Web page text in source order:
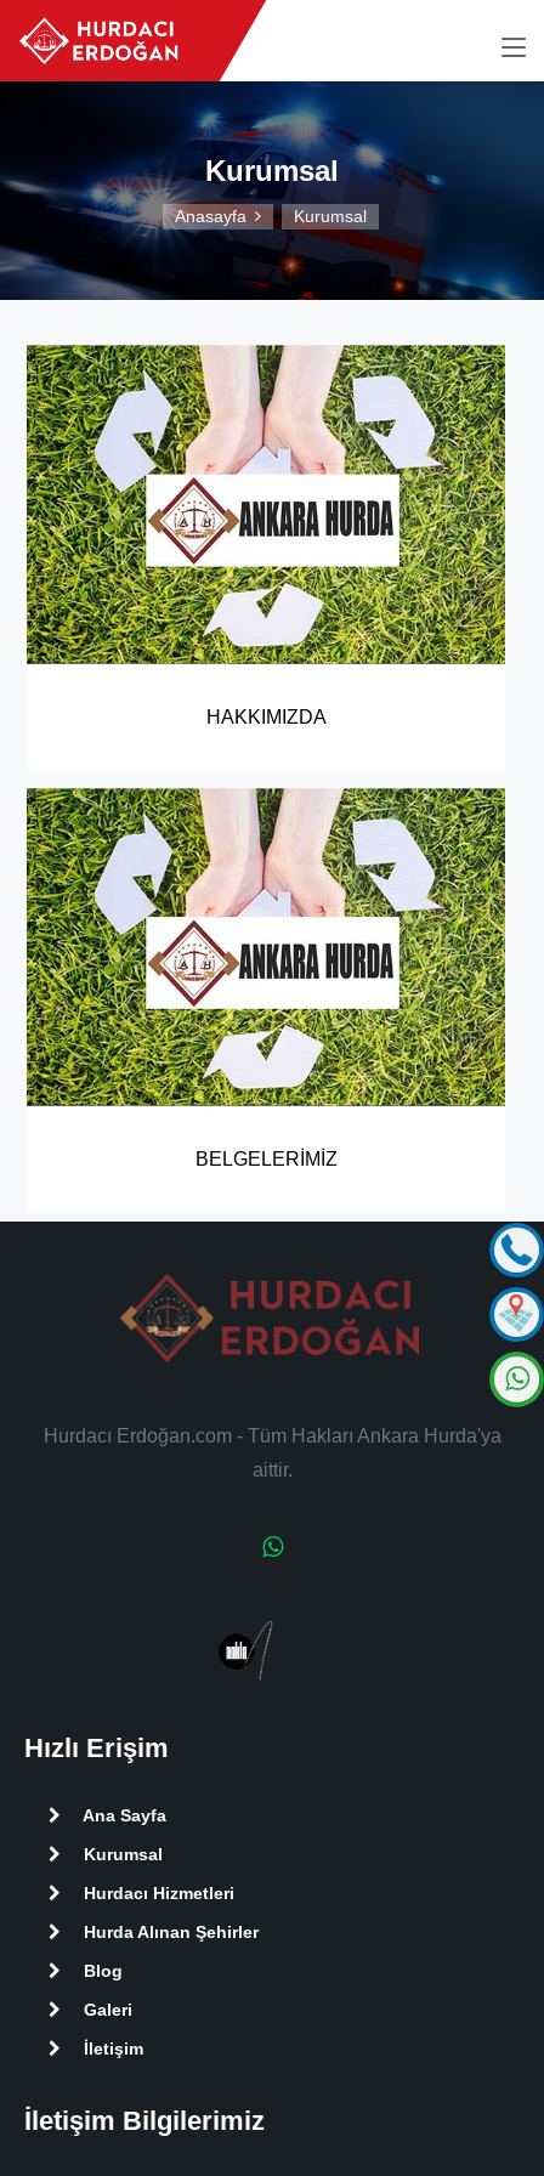
Kurumsal
Anasayfa Kurumsal
HAKKIMIZDA
BELGELERIMIZ
Hurdacı Erdoğan.com - Tüm Hakları Ankara Hurda'ya
aittir.
Hızlı Erişim
Ana Sayfa
Kurumsal
Hurdacı Hizmetleri
Hurda Alınan Şehirler
Blog
Galeri
İletişim
İletişim Bilgilerimiz